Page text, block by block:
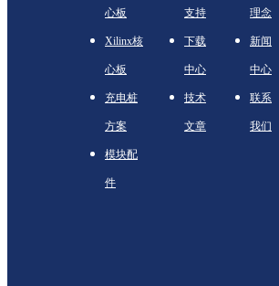
心板
Xilinx核
心板
充电桩
方案
模块配
件
支持
下载
中心
技术
文章
理念
新闻
中心
联系
我们